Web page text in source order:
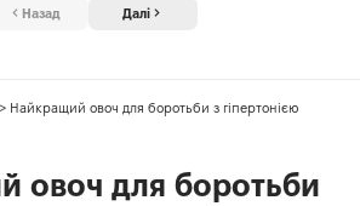
Назад Далі
> Найкращий овоч для боротьби з гіпертонією
овоч для боротьби